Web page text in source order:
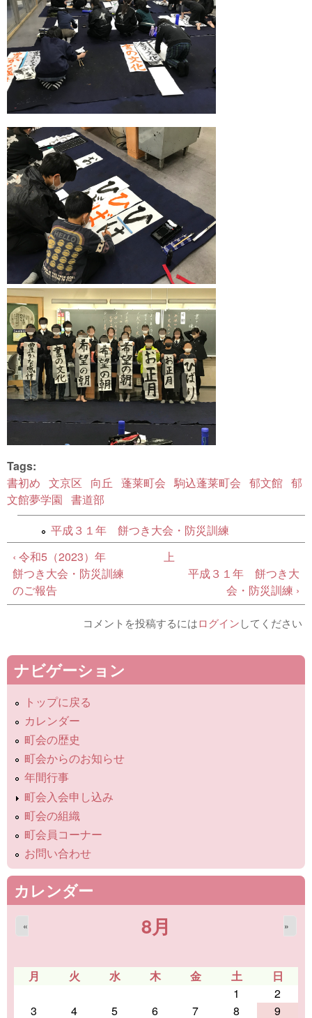
Tags:
書初め 文京区 向丘 蓬莱町会 駒込蓬莱町会 郁文館 郁
文館夢学園 書道部
平成３１年 餅つき大会・防災訓練
‹ 令和5（2023）年
餅つき大会・防災訓練
のご報告
上
平成３１年 餅つき大
会・防災訓練 ›
コメントを投稿するにはログインしてください
ナビゲーション
トップに戻る
カレンダー
町会の歴史
町会からのお知らせ
年間行事
町会入会申し込み
町会の組織
町会員コーナー
お問い合わせ
カレンダー
8月
« »
月 火 水 木 金 土
日
1
2
3
4 5 6 7 8 9